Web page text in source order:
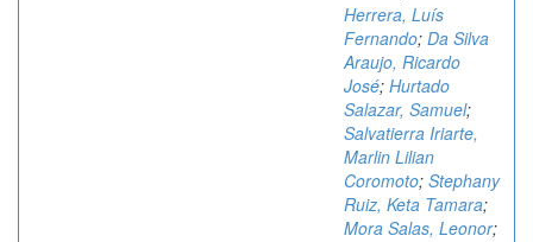
Herrera, Luís
Fernando; Da Silva
Araujo, Ricardo
José; Hurtado
Salazar, Samuel;
Salvatierra Iriarte,
Marlin Lilian
Coromoto; Stephany
Ruiz, Keta Tamara;
Mora Salas, Leonor;